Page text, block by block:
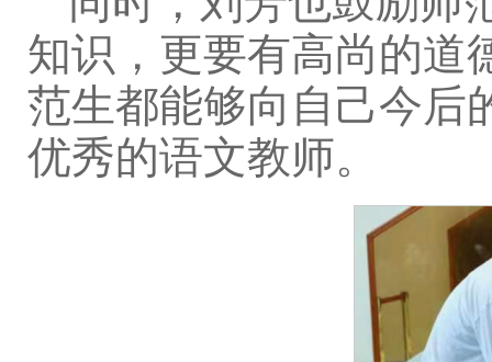
知识，更要有高尚的道
范生都能够向自己今后
优秀的语文教师。